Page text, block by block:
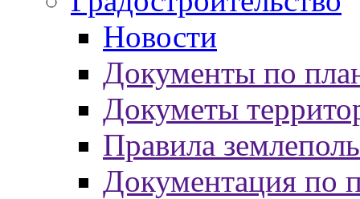
Новости
Документы по
Докуметы
Правила
Документация по